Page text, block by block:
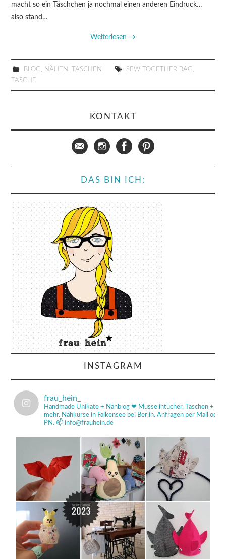
macht so ein Täschchen ja nochmal einen anderen Eindruck…
also stand…
Weiterlesen →
BLOG NÄHEN TASCHEN SEW TOGETHER BAG
TASCHE
KONTAKT
DAS BIN ICH:
INSTAGRAM
frau_hein_
Handmade Unikate + Nähblog ❤ Musselintücher, Taschen +
mehr. Nähkurse in Falkensee bei Berlin. Anfragen per Mail od
PN. 📫 info@frauhein.de